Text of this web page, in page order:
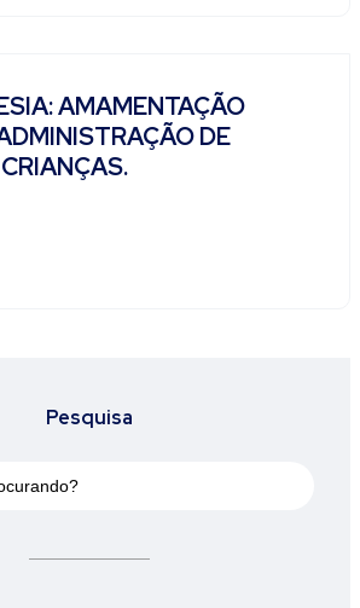
AMAMENTAÇÃO
DE
Pesquisa